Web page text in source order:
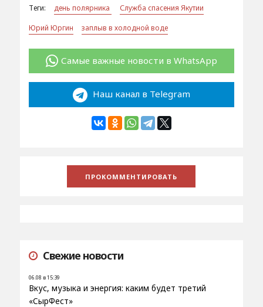
Теги: день полярника
Служба спасения Якутии
Юрий Юргин
заплыв в холодной воде
Самые важные новости в WhatsApp
Наш канал в Telegram
Свежие новости
06.08 в 15:39
Вкус, музыка и энергия: каким будет третий
«СырФест»